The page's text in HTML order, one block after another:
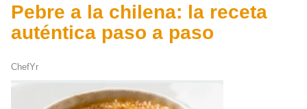
Pebre a la chilena: la receta
auténtica paso a paso
ChefYr